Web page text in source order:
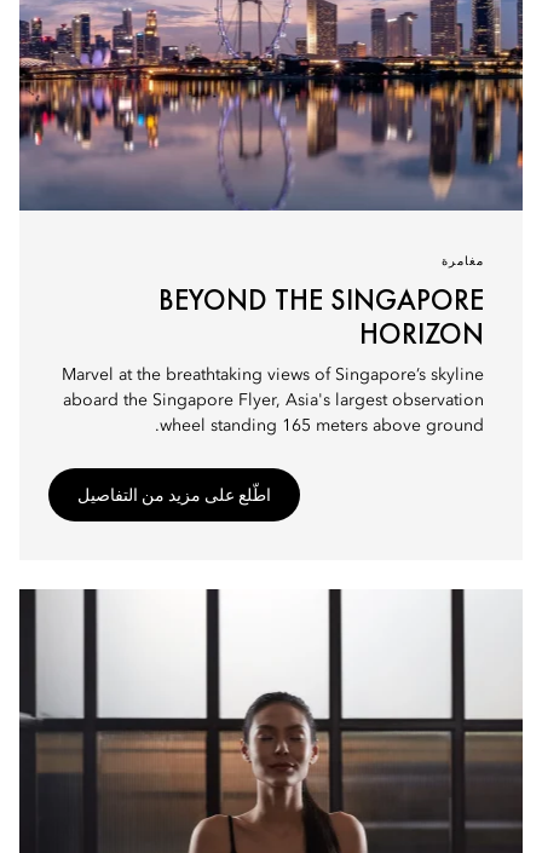
مغامرة
BEYOND THE SINGAPORE
HORIZON
Marvel at the breathtaking views of Singapore’s skyline
aboard the Singapore Flyer, Asia's largest observation
wheel standing 165 meters above ground.
اطّلع على مزيد من التفاصيل